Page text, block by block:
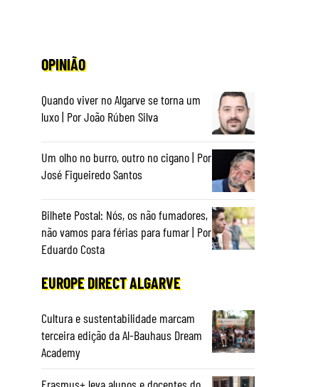
OPINIÃO
Quando viver no Algarve se torna um
luxo | Por João Rúben Silva
Um olho no burro, outro no cigano | Por
José Figueiredo Santos
Bilhete Postal: Nós, os não fumadores,
não vamos para férias para fumar | Por
Eduardo Costa
EUROPE DIRECT ALGARVE
Cultura e sustentabilidade marcam
terceira edição da Al-Bauhaus Dream
Academy